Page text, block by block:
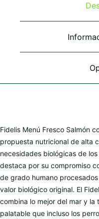
elegir
la
Fidelis Menú Fresco Salmón
propuesta nutricional de alta
necesidades biológicas de
destaca por su compromiso
de grado humano
valor biológico original. El
combina lo mejor del mar y
palatable que incluso los